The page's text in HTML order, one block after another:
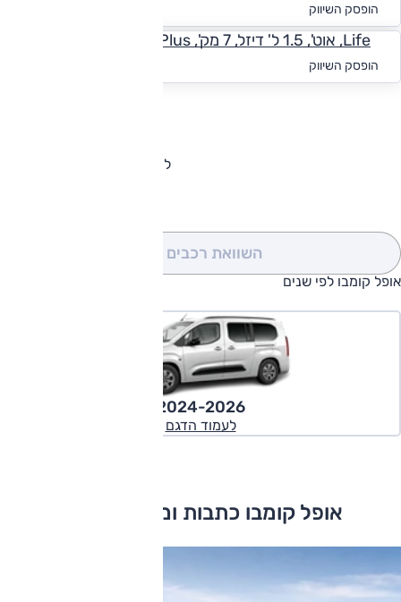
הופסק השיווק
Life, אוט', 1.5 ל' דיזל, 7 מק', Elegance Plus
הופסק השיווק
להורדת קטלוג אופל קומבו
השוואת רכבים
אופל קומבו לפי שנים
2024-2026
לעמוד הדגם
אופל קומבו כתבות ומבחני דרכים